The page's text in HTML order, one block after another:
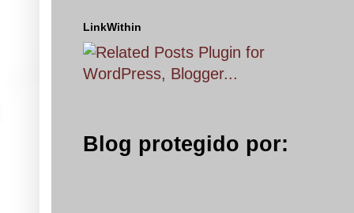
LinkWithin
Blog protegido por: